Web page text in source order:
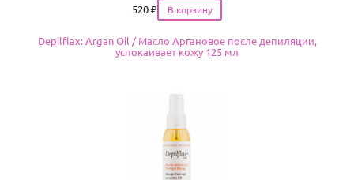
Цена
520 ₽
Depilflax: Argan Oil / Масло Аргановое после депиляции,
успокаивает кожу 125 мл